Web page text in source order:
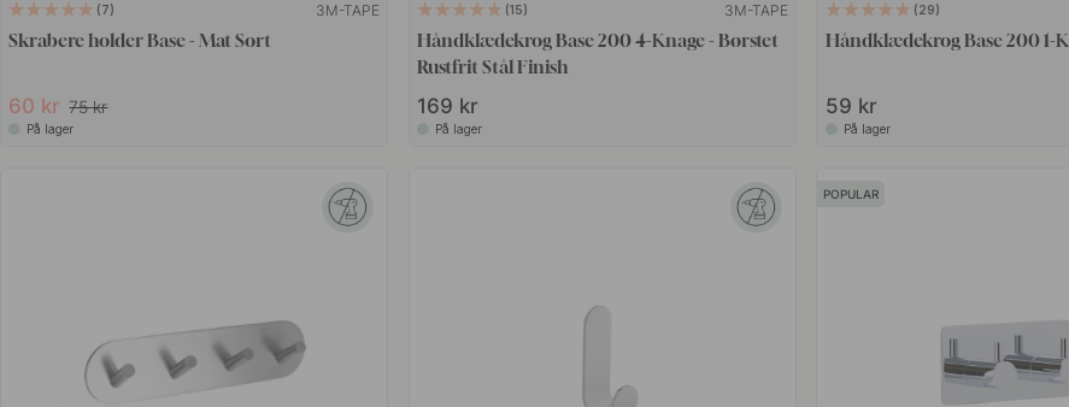
7 3M-TAPE
Skrabere holder Base - Mat Sort
60 kr 75 kr
På lager
15 3M-TAPE
Håndklædekrog Base 200 4-Knage - Børstet
Rustfrit Stål Finish
169 kr
På lager
29
Håndklædekrog Base 200 1-
59 kr
På lager
POPULAR